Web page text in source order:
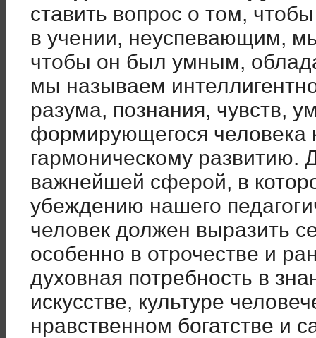
ставить вопрос о том,
в учении, неуспевающим,
чтобы он был умным,
мы называем
разума, познания, чувств,
формирующегося человека
гармоническому развитию.
важнейшей сферой, в
убеждению нашего
человек должен выразить
особенно в отрочестве и
духовная потребность в
искусстве, культуре
нравственном богатстве и